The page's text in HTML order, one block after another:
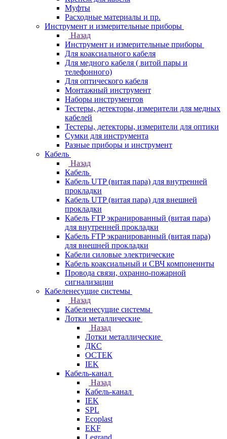
Муфты
Расходные материалы и пр.
Инструмент и измерительные приборы
Назад
Инструмент и измерительные приборы
Для коаксиального кабеля
Для медного кабеля ( витой пары и
телефонного)
Для оптического кабеля
Монтажный инструмент
Наборы инструментов
Тестеры, детекторы, измерители для медных
кабелей
Тестеры, детекторы, измерители для оптики
Сумки для инструмента
Разные приборы и инструмент
Кабель
Назад
Кабель
Кабель UTP (витая пара) для внутренней
прокладки
Кабель UTP (витая пара) для внешней
прокладки
Кабель FTP экранированный (витая пара)
для внутренней прокладки
Кабель FTP экранированный (витая пара)
для внешней прокладки
Кабели силовые электрические
Кабель коаксиальный и СВЧ компоненнты
Провода связи, охранно-пожарной
сигнализации
Кабеленесущие системы
Назад
Кабеленесущие системы
Лотки металлические
Назад
Лотки металлические
ДКС
ОСТЕК
IEK
Кабель-канал
Назад
Кабель-канал
IEK
SPL
Ecoplast
EKF
Legrand